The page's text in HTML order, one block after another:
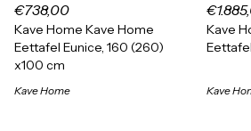
€738,00
Kave Home Kave Home
Eettafel Eunice, 160 (260)
x100 cm
Kave Home
Kave
Kave